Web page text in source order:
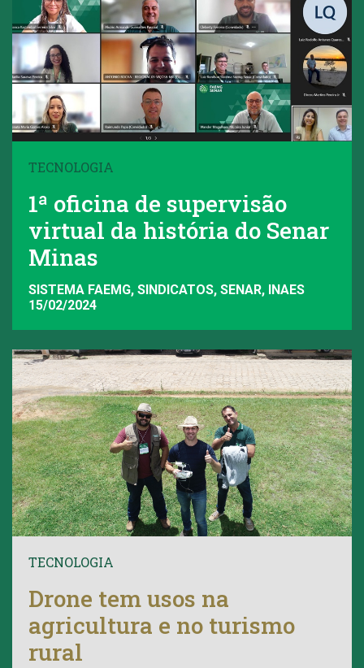
TECNOLOGIA
1ª oficina de supervisão
virtual da história do Senar
Minas
SISTEMA FAEMG, SINDICATOS, SENAR, INAES
15/02/2024
TECNOLOGIA
Drone tem usos na
agricultura e no turismo
rural